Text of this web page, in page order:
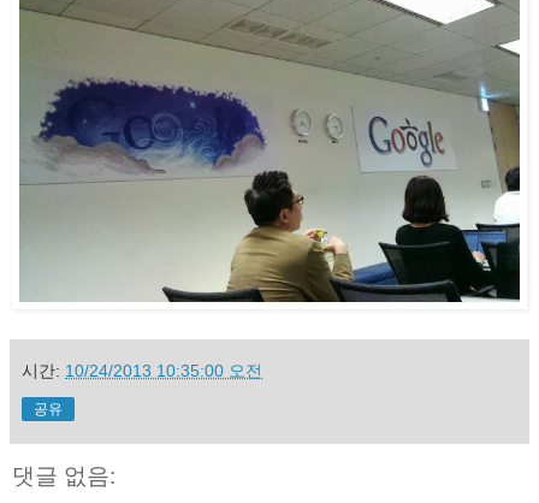
시간: 10/24/2013 10:35:00 오전
공유
댓글 없음: